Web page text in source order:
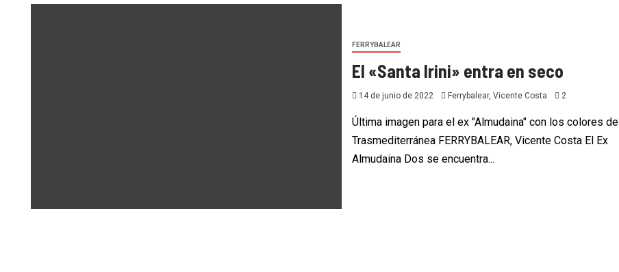
FERRYBALEAR
El «Santa Irini» entra en seco
14 de junio de 2022 Ferrybalear, Vicente Costa 2
Última imagen para el ex "Almudaina" con los colores de
Trasmediterránea FERRYBALEAR, Vicente Costa El Ex
Almudaina Dos se encuentra...